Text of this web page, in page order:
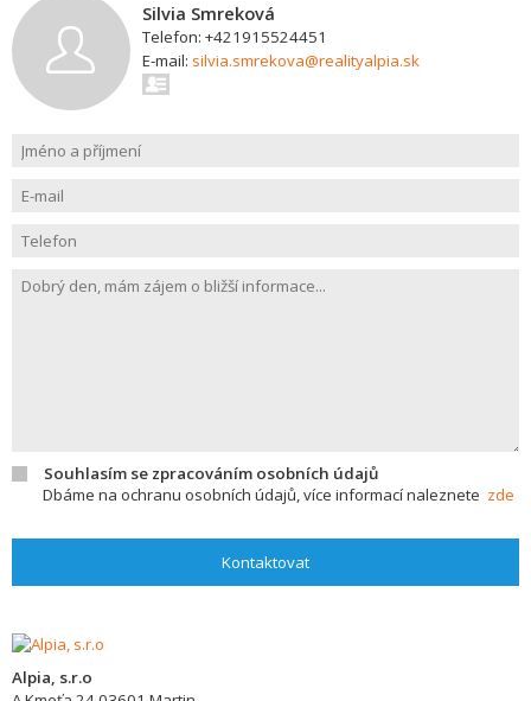
Silvia Smreková
Telefon: +421915524451
E-mail: silvia.smrekova@realityalpia.sk
Souhlasím se zpracováním osobních údajů
Dbáme na ochranu osobních údajů, více informací naleznete zde
Kontaktovat
Alpia, s.r.o